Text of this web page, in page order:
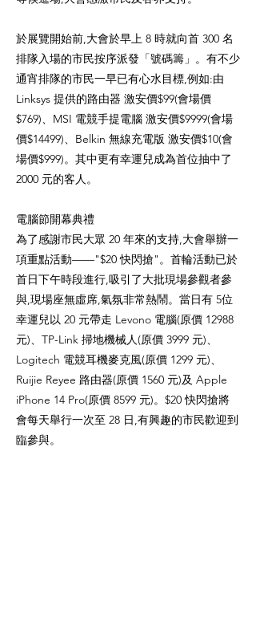
於展覽開始前,大會於早上 8 時就向首 300 名
排隊入場的市民按序派發「號碼籌」。有不少
通宵排隊的市民一早已有心水目標,例如:由
Linksys 提供的路由器 激安價$99(會場價
$769)、MSI 電競手提電腦 激安價$9999(會場
價$14499)、Belkin 無線充電版 激安價$10(會
場價$999)。其中更有幸運兒成為首位抽中了
2000 元的客人。
電腦節開幕典禮
為了感謝市民大眾 20 年來的支持,大會舉辦一
項重點活動——"$20 快閃搶"。首輪活動已於
首日下午時段進行,吸引了大批現場參觀者參
與,現場座無虛席,氣氛非常熱鬧。當日有 5位
幸運兒以 20 元帶走 Levono 電腦(原價 12988
元)、TP-Link 掃地機械人(原價 3999 元)、
Logitech 電競耳機麥克風(原價 1299 元)、
Ruijie Reyee 路由器(原價 1560 元)及 Apple
iPhone 14 Pro(原價 8599 元)。$20 快閃搶將
會每天舉行一次至 28 日,有興趣的市民歡迎到
臨參與。